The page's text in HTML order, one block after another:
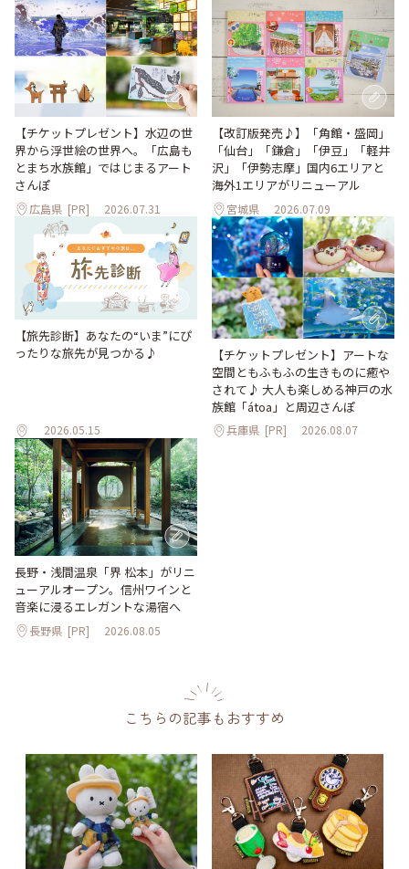
【チケットプレゼント】水辺の世
界から浮世絵の世界へ。「広島も
とまち水族館」ではじまるアート
さんぽ
広島県 [PR] 2026.07.31
【改訂版発売♪】「角館・盛岡」
「仙台」「鎌倉」「伊豆」「軽井
沢」「伊勢志摩」国内6エリアと
海外1エリアがリニューアル
宮城県 2026.07.09
【旅先診断】あなたの“いま”にぴ
ったりな旅先が見つかる♪
2026.05.15
【チケットプレゼント】アートな
空間ともふもふの生きものに癒や
されて♪ 大人も楽しめる神戸の水
族館「átoa」と周辺さんぽ
兵庫県 [PR] 2026.08.07
長野・浅間温泉「界 松本」がリニ
ューアルオープン。信州ワインと
音楽に浸るエレガントな湯宿へ
長野県 [PR] 2026.08.05
こちらの記事もおすすめ